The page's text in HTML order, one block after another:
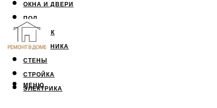
ОКНА И ДВЕРИ
ПОЛ
ПОТОЛОК
САНТЕХНИКА
СТЕНЫ
СТРОЙКА
ЭЛЕКТРИКА
МЕНЮ